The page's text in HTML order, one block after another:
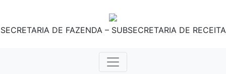
SECRETARIA DE FAZENDA – SUBSECRETARIA DE RECEITA